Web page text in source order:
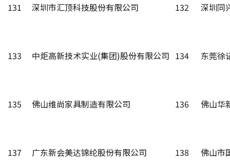
131 深圳市汇顶科技股份有限公司 132 深圳同
133 中炬高新技术实业(集团)股份有限公司 134 东莞徐
135 佛山维尚家具制造有限公司 136 佛山华
137 广东新会美达锦纶股份有限公司 138 佛山市